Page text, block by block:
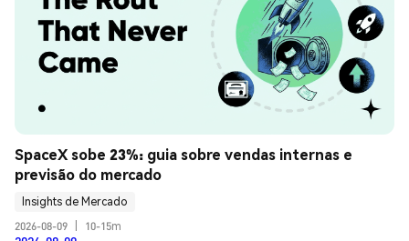
SpaceX sobe 23%: guia sobre vendas internas e
previsão do mercado
Insights de Mercado
2026-08-09
10-15m